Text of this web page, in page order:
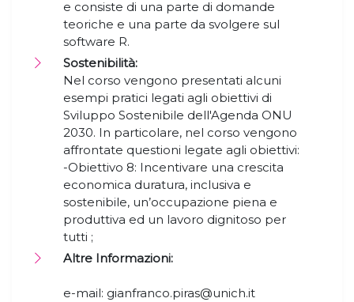
e consiste di una parte di domande
teoriche e una parte da svolgere sul
software R.
Sostenibilità:
Nel corso vengono presentati alcuni
esempi pratici legati agli obiettivi di
Sviluppo Sostenibile dell'Agenda ONU
2030. In particolare, nel corso vengono
affrontate questioni legate agli obiettivi:
-Obiettivo 8: Incentivare una crescita
economica duratura, inclusiva e
sostenibile, un’occupazione piena e
produttiva ed un lavoro dignitoso per
tutti ;
Altre Informazioni:
e-mail: gianfranco.piras@unich.it